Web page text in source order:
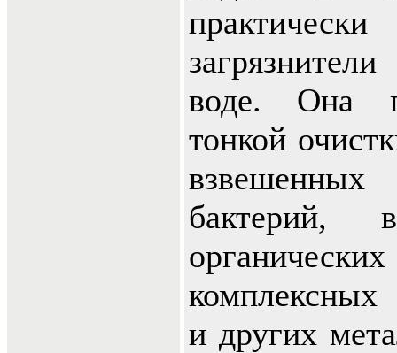
воде. Она
тонкой
взвешенных
бактерий,
комплексных
и других